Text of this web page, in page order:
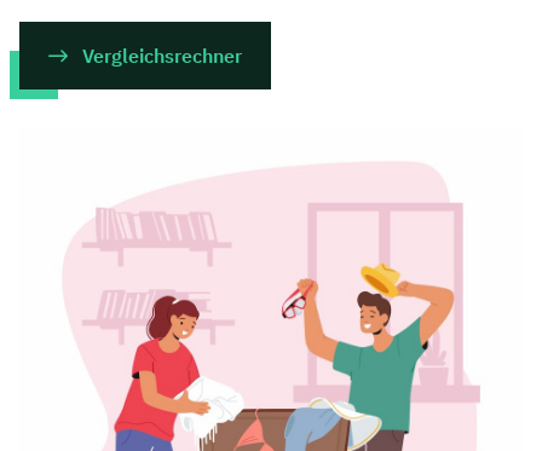
Vergleichsrechner